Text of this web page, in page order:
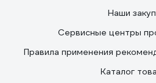
Наши
Сервисные центры
Правила применения
Каталог